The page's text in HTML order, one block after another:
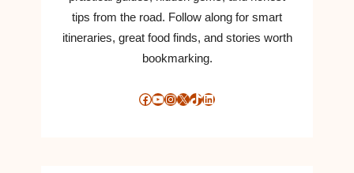
tips from the road. Follow along for smart
itineraries, great food finds, and stories worth
bookmarking.
Facebook YouTube InstagramX TikTok LinkedIn